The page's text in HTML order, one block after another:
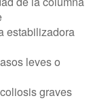
estabilizadora
leves o
graves